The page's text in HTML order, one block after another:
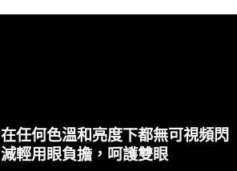
在任何色溫和亮度下都無可視頻閃
減輕用眼負擔，呵護雙眼